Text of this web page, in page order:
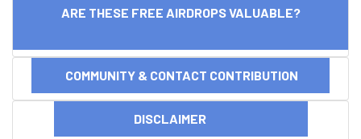
ARE THESE FREE AIRDROPS VALUABLE?
COMMUNITY & CONTACT CONTRIBUTION
DISCLAIMER